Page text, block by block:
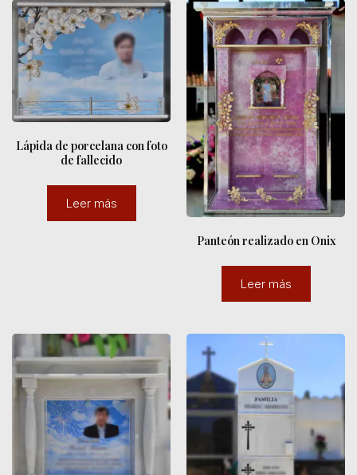
Lápida de porcelana con foto
de fallecido
Leer más
Panteón realizado en Onix
Leer más